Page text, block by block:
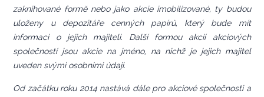
zaknihované formě nebo jako akcie imobilizované, ty budou
uloženy u depozitáře cenných papírů, který bude mít
informaci o jejich majiteli. Další formou akcií akciových
společností jsou akcie na jméno, na nichž je jejich majitel
uveden svými osobními údaji.
Od začátku roku 2014 nastává dále pro akciové společnosti a